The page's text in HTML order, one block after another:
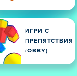
ИГРИ С
ПРЕПЯТСТВИЯ
(OBBY)